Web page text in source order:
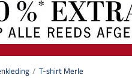
T-shirt Merle